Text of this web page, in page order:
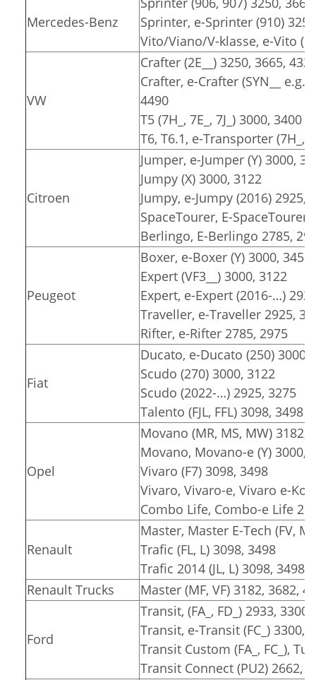
Mercedes-Benz
Sprinter, e-Sprinter (910)
Vito/Viano/V-klasse, e-Vito
VW
Crafter (2E__) 3250, 3665,
Crafter, e-Crafter (SYN__ e.g.
4490
T5 (7H_, 7E_, 7J_) 3000, 3400
T6, T6.1, e-Transporter (7H_,
Citroen
Jumper, e-Jumper (Y) 3000,
Jumpy (X) 3000, 3122
Jumpy, e-Jumpy (2016) 2925,
SpaceTourer, E-SpaceTourer
Berlingo, E-Berlingo 2785,
Peugeot
Boxer, e-Boxer (Y) 3000,
Expert (VF3__) 3000, 3122
Expert, e-Expert (2016-…)
Traveller, e-Traveller 2925,
Rifter, e-Rifter 2785, 2975
Fiat
Ducato, e-Ducato (250) 3000,
Scudo (270) 3000, 3122
Scudo (2022-…) 2925, 3275
Talento (FJL, FFL) 3098, 3498
Opel
Movano (MR, MS, MW) 3182,
Movano, Movano-e (Y) 3000,
Vivaro (F7) 3098, 3498
Vivaro, Vivaro-e, Vivaro e-
Combo Life, Combo-e Life
Renault
Master, Master E-Tech (FV,
Trafic (FL, L) 3098, 3498
Trafic 2014 (JL, L) 3098, 3498
Renault Trucks
Master (MF, VF) 3182, 3682,
Ford
Transit, (FA_, FD_) 2933, 3300,
Transit, e-Transit (FC_) 3300,
Transit Custom (FA_, FC_),
Transit Connect (PU2) 2662,